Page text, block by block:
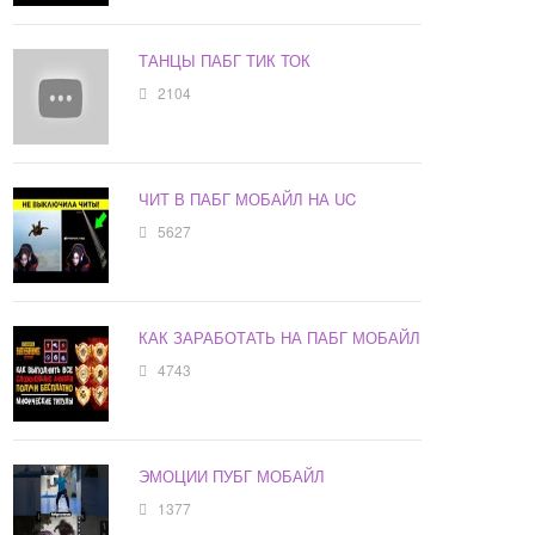
ТАНЦЫ ПАБГ ТИК ТОК
2104
ЧИТ В ПАБГ МОБАЙЛ НА UC
5627
КАК ЗАРАБОТАТЬ НА ПАБГ МОБАЙЛ
4743
ЭМОЦИИ ПУБГ МОБАЙЛ
1377